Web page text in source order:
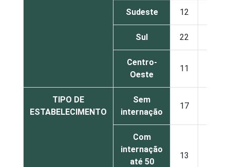
Sudeste 12
Sul 22
Centro-
Oeste
11
TIPO DE
ESTABELECIMENTO
Sem
internação
17
Com
internação
até 50
13